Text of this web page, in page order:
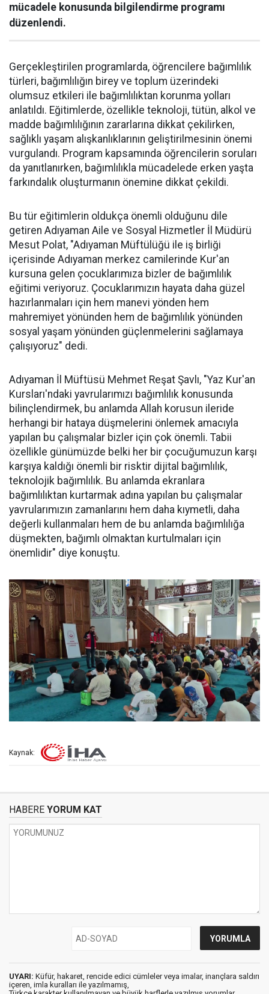
mücadele konusunda bilgilendirme programı
düzenlendi.
Gerçekleştirilen programlarda, öğrencilere bağımlılık
türleri, bağımlılığın birey ve toplum üzerindeki
olumsuz etkileri ile bağımlılıktan korunma yolları
anlatıldı. Eğitimlerde, özellikle teknoloji, tütün, alkol ve
madde bağımlılığının zararlarına dikkat çekilirken,
sağlıklı yaşam alışkanlıklarının geliştirilmesinin önemi
vurgulandı. Program kapsamında öğrencilerin soruları
da yanıtlanırken, bağımlılıkla mücadelede erken yaşta
farkındalık oluşturmanın önemine dikkat çekildi.
Bu tür eğitimlerin oldukça önemli olduğunu dile
getiren Adıyaman Aile ve Sosyal Hizmetler İl Müdürü
Mesut Polat, "Adıyaman Müftülüğü ile iş birliği
içerisinde Adıyaman merkez camilerinde Kur'an
kursuna gelen çocuklarımıza bizler de bağımlılık
eğitimi veriyoruz. Çocuklarımızın hayata daha güzel
hazırlanmaları için hem manevi yönden hem
mahremiyet yönünden hem de bağımlılık yönünden
sosyal yaşam yönünden güçlenmelerini sağlamaya
çalışıyoruz" dedi.
Adıyaman İl Müftüsü Mehmet Reşat Şavlı, "Yaz Kur'an
Kursları'ndaki yavrularımızı bağımlılık konusunda
bilinçlendirmek, bu anlamda Allah korusun ileride
herhangi bir hataya düşmelerini önlemek amacıyla
yapılan bu çalışmalar bizler için çok önemli. Tabii
özellikle günümüzde belki her bir çocuğumuzun karşı
karşıya kaldığı önemli bir risktir dijital bağımlılık,
teknolojik bağımlılık. Bu anlamda ekranlara
bağımlılıktan kurtarmak adına yapılan bu çalışmalar
yavrularımızın zamanlarını hem daha kıymetli, daha
değerli kullanmaları hem de bu anlamda bağımlılığa
düşmekten, bağımlı olmaktan kurtulmaları için
önemlidir" diye konuştu.
Kaynak:
HABERE YORUM KAT
UYARI: Küfür, hakaret, rencide edici cümleler veya imalar, inançlara saldırı
içeren, imla kuralları ile yazılmamış,